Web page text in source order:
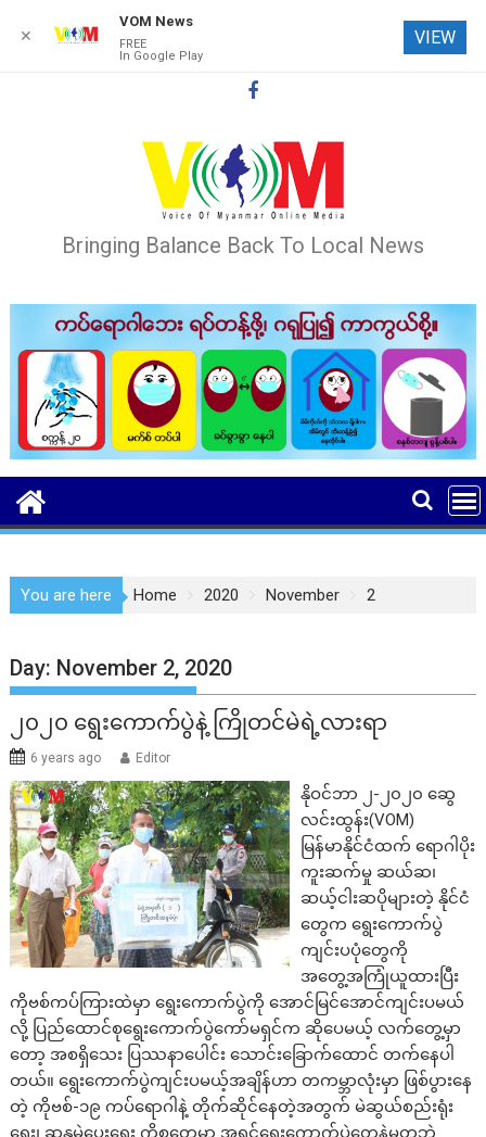
Bringing Balance Back To Local News
You are here Home 2020 November 2
Day: November 2, 2020
၂၀၂၀ ရွေးကောက်ပွဲနဲ့ ကြိုတင်မဲရဲ့လားရာ
6 years ago Editor
နိုဝင်ဘာ ၂-၂၀၂၀ ဆွေ
လင်းထွန်း(VOM)
မြန်မာနိုင်ငံထက် ရောဂါပိုး
ကူးဆက်မှု ဆယ်ဆ၊
ဆယ့်ငါးဆပိုများတဲ့ နိုင်ငံ
တွေက ရွေးကောက်ပွဲ
ကျင်းပပုံတွေကို
အတွေ့အကြုံယူထားပြီး
ကိုဗစ်ကပ်ကြားထဲမှာ ရွေးကောက်ပွဲကို အောင်မြင်အောင်ကျင်းပမယ်
လို့ ပြည်ထောင်စုရွေးကောက်ပွဲကော်မရှင်က ဆိုပေမယ့် လက်တွေ့မှာ
တော့ အစရှိသေး ပြဿနာပေါင်း သောင်းခြောက်ထောင် တက်နေပါ
တယ်။ ရွေးကောက်ပွဲကျင်းပမယ့်အချိန်ဟာ တကမ္ဘာလုံးမှာ ဖြစ်ပွားနေ
တဲ့ ကိုဗစ်-၁၉ ကပ်ရောဂါနဲ့ တိုက်ဆိုင်နေတဲ့အတွက် မဲဆွယ်စည်းရုံး
ရေး၊ ဆန္ဒမဲပေးရေး ကိစ္စတွေမှာ အရင်ရွေးကောက်ပွဲတွေနဲ့မတူဘဲ
✕
VOM News
FREE
In Google Play
VIEW